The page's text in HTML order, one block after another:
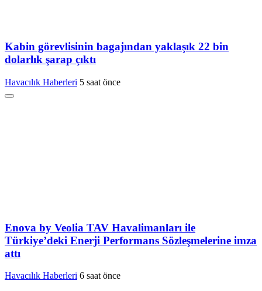
Kabin görevlisinin bagajından yaklaşık 22 bin
dolarlık şarap çıktı
Havacılık Haberleri 5 saat önce
Enova by Veolia TAV Havalimanları ile
Türkiye’deki Enerji Performans Sözleşmelerine imza
attı
Havacılık Haberleri 6 saat önce